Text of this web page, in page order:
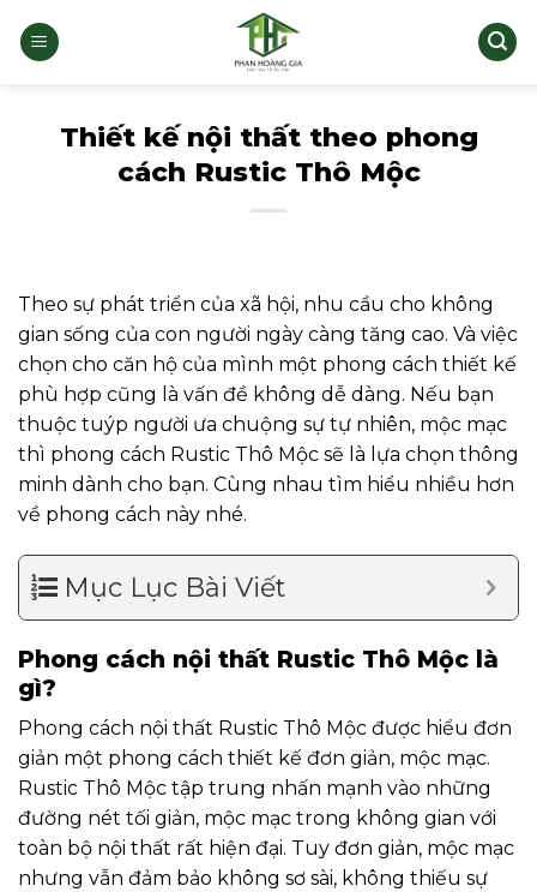
qua
Thiết kế nội thất theo phong
cách Rustic Thô Mộc
Theo sự phát triển của xã hội, nhu cầu cho không
gian sống của con người ngày càng tăng cao. Và việc
chọn cho căn hộ của mình một phong cách thiết kế
phù hợp cũng là vấn đề không dễ dàng. Nếu bạn
thuộc tuýp người ưa chuộng sự tự nhiên, mộc mạc
thì phong cách Rustic Thô Mộc sẽ là lựa chọn thông
minh dành cho bạn. Cùng nhau tìm hiểu nhiều hơn
về phong cách này nhé.
Mục Lục Bài Viết
Phong cách nội thất Rustic Thô Mộc là
gì?
Phong cách nội thất Rustic Thô Mộc được hiểu đơn
giản một phong cách thiết kế đơn giản, mộc mạc.
Rustic Thô Mộc tập trung nhấn mạnh vào những
đường nét tối giản, mộc mạc trong không gian với
toàn bộ nội thất rất hiện đại. Tuy đơn giản, mộc mạc
nhưng vẫn đảm bảo không sơ sài, không thiếu sự